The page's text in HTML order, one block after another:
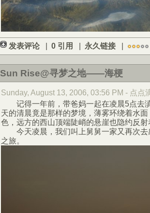
发表评论 | 0 引用 | 永久链接 |
Sun Rise@寻梦之地——海梗
Sunday, August 13, 2006, 03:56 PM - 点点
记得一年前，带爸妈一起在凌晨5点去
天的清晨竟是那样的梦境，薄雾环绕着水
色，远方的西山顶端陡峭的悬崖也隐约反
今天凌晨，我们叫上舅舅一家又再次去
之旅。